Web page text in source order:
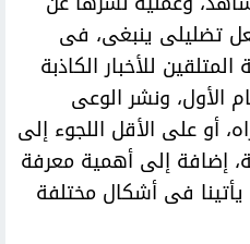
تضليلى ينبغى، فى
للأخبار الكاذبة
الأول، ونشر الوعى
أو على الأقل اللجوء إلى
إضافة إلى أهمية معرفة
فى أشكال مختلفة